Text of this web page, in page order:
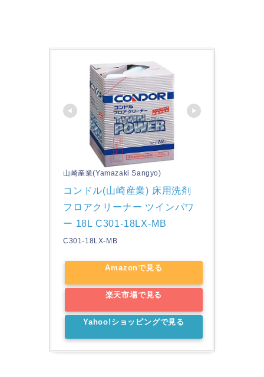
山崎産業(Yamazaki Sangyo)
コンドル(山崎産業) 床用洗剤
フロアクリーナー ツインパワ
ー 18L C301-18LX-MB
C301-18LX-MB
Amazonで見る
楽天市場で見る
Yahoo!ショッピングで見る